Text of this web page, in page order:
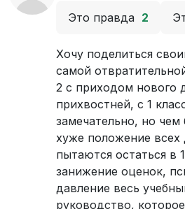
Это правда 2
Хочу поделиться
самой
2 с приходом нового
прихвостней, с 1
замечательно, но
хуже положение всех
пытаются остаться в
занижение оценок,
давление весь
руководство,